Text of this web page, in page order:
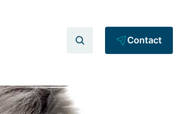
Contact